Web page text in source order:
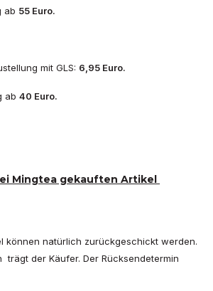
ab 55 Euro.
mit GLS: 6,95 Euro.
ab 40 Euro.
Mingtea gekauften Artikel
können natürlich zurückgeschickt werden.
trägt der Käufer. Der Rücksendetermin